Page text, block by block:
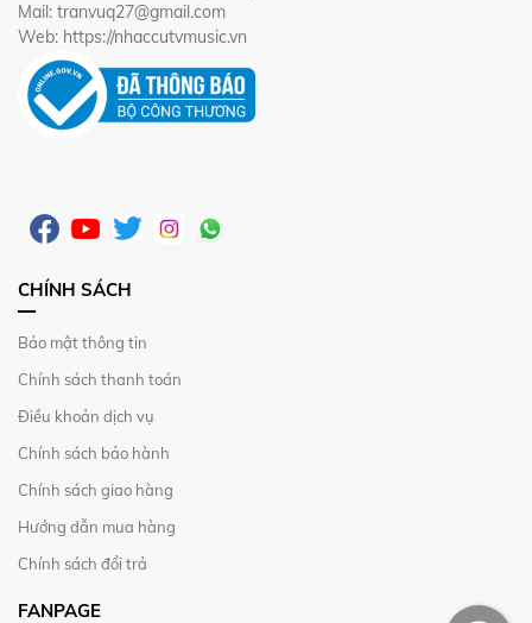
Mail: tranvuq27@gmail.com
Web: https://nhaccutvmusic.vn
CHÍNH SÁCH
Bảo mật thông tin
Chính sách thanh toán
Điều khoản dịch vụ
Chính sách bảo hành
Chính sách giao hàng
Hướng dẫn mua hàng
Chính sách đổi trả
FANPAGE